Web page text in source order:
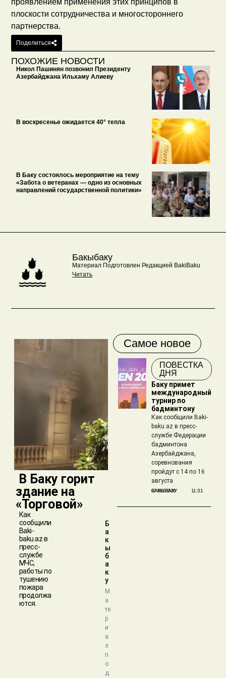
проявлением применения этих принципов в
плоскости сотрудничества и многостороннего
партнерства.
Поделиться
ПОХОЖИЕ НОВОСТИ
Никол Пашинян позвонил Президенту
Азербайджана Ильхаму Алиеву
В воскресенье ожидается 40° тепла
В Баку состоялось мероприятие на тему
«Забота о ветеранах — одно из основных
направлений государственной политики»
Бакыбаку
Материал Подготовлен Редакцией BakiBaku
Читать
​ В Баку горит
здание на
«Торговой»
Как
сообщили
Baki-
baku.az в
пресс-
службе
МЧС,
работы по
тушению
пожара
продолжа
ются.
Б
а
к
ы
б
а
к
у
М
а
те
р
и
а
л
п
о
д
Самое новое
ПОВЕСТКА
ДНЯ
Баку примет
международный
турнир по
бадминтону
Как сообщили Baki-
baku.az в пресс-
службе Федерации
бадминтона
Азербайджана,
соревнования
пройдут с 14 по 16
августа
БАКЫБАКУ
07/08/2026 11:31